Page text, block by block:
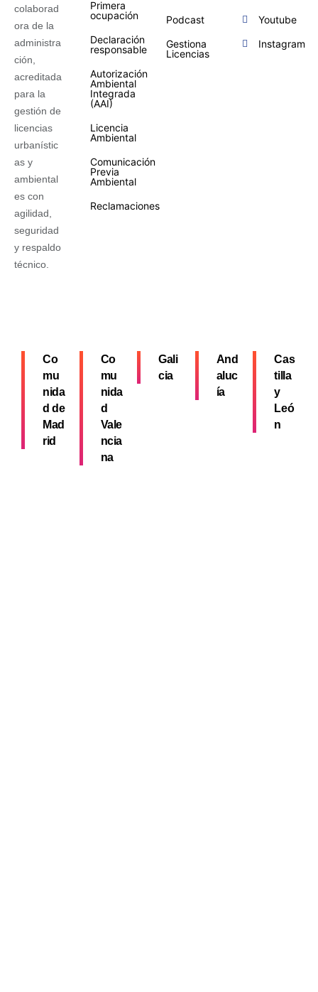
colaborad
ora de la
administra
ción,
acreditada
para la
gestión de
licencias
urbanístic
as y
ambiental
es con
agilidad,
seguridad
y respaldo
técnico.
Primera
ocupación
Declaración
responsable
Autorización
Ambiental
Integrada
(AAI)
Licencia
Ambiental
Comunicación
Previa
Ambiental
Reclamaciones
Podcast
Gestiona
Licencias
Youtube
Instagram
Co
mu
nida
d de
Mad
rid
Co
mu
nida
d
Vale
ncia
na
Gali
cia
And
aluc
ía
Cas
tilla
y
Leó
n